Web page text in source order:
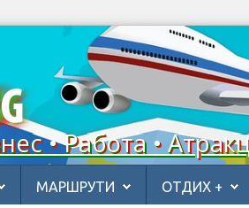
• Работа •
МАРШРУТИ ОТДИХ +